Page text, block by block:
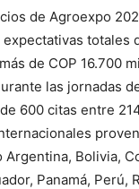
de Agroexpo
totales
de COP 16.700
las jornadas
600 citas entre
Argentina, Bolivia,
Panamá, Perú,